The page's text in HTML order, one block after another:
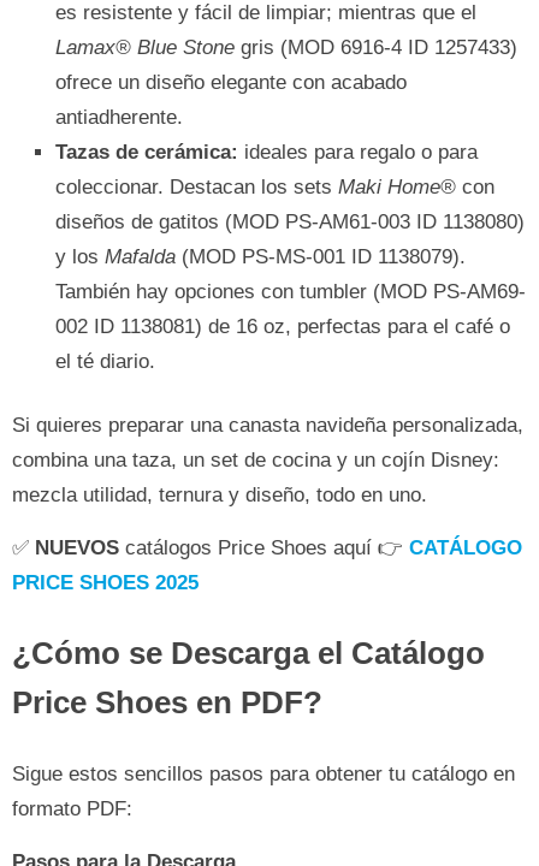
es resistente y fácil de limpiar; mientras que el
Lamax® Blue Stone gris (MOD 6916-4 ID 1257433)
ofrece un diseño elegante con acabado
antiadherente.
Tazas de cerámica: ideales para regalo o para
coleccionar. Destacan los sets Maki Home® con
diseños de gatitos (MOD PS-AM61-003 ID 1138080)
y los Mafalda (MOD PS-MS-001 ID 1138079).
También hay opciones con tumbler (MOD PS-AM69-
002 ID 1138081) de 16 oz, perfectas para el café o
el té diario.
Si quieres preparar una canasta navideña personalizada,
combina una taza, un set de cocina y un cojín Disney:
mezcla utilidad, ternura y diseño, todo en uno.
✅ NUEVOS catálogos Price Shoes aquí 👉 CATÁLOGO
PRICE SHOES 2025
¿Cómo se Descarga el Catálogo
Price Shoes en PDF?
Sigue estos sencillos pasos para obtener tu catálogo en
formato PDF: